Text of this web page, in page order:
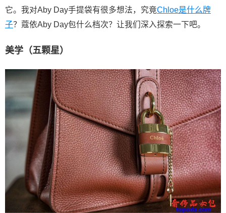
它。我对Aby Day手提袋有很多想法，究竟Chloe是什么牌
子？蔻依Aby Day包什么档次？让我们深入探索一下吧。
美学（五颗星）